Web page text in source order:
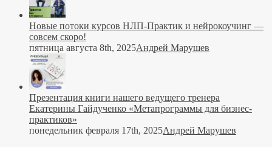
Новые потоки курсов НЛП-Практик и нейрокоучинг —
совсем скоро!
пятница августа 8th, 2025Андрей Марушев
Презентация книги нашего ведущего тренера
Екатерины Гайдученко «Метапрограммы для бизнес-
практиков»
понедельник февраля 17th, 2025Андрей Марушев